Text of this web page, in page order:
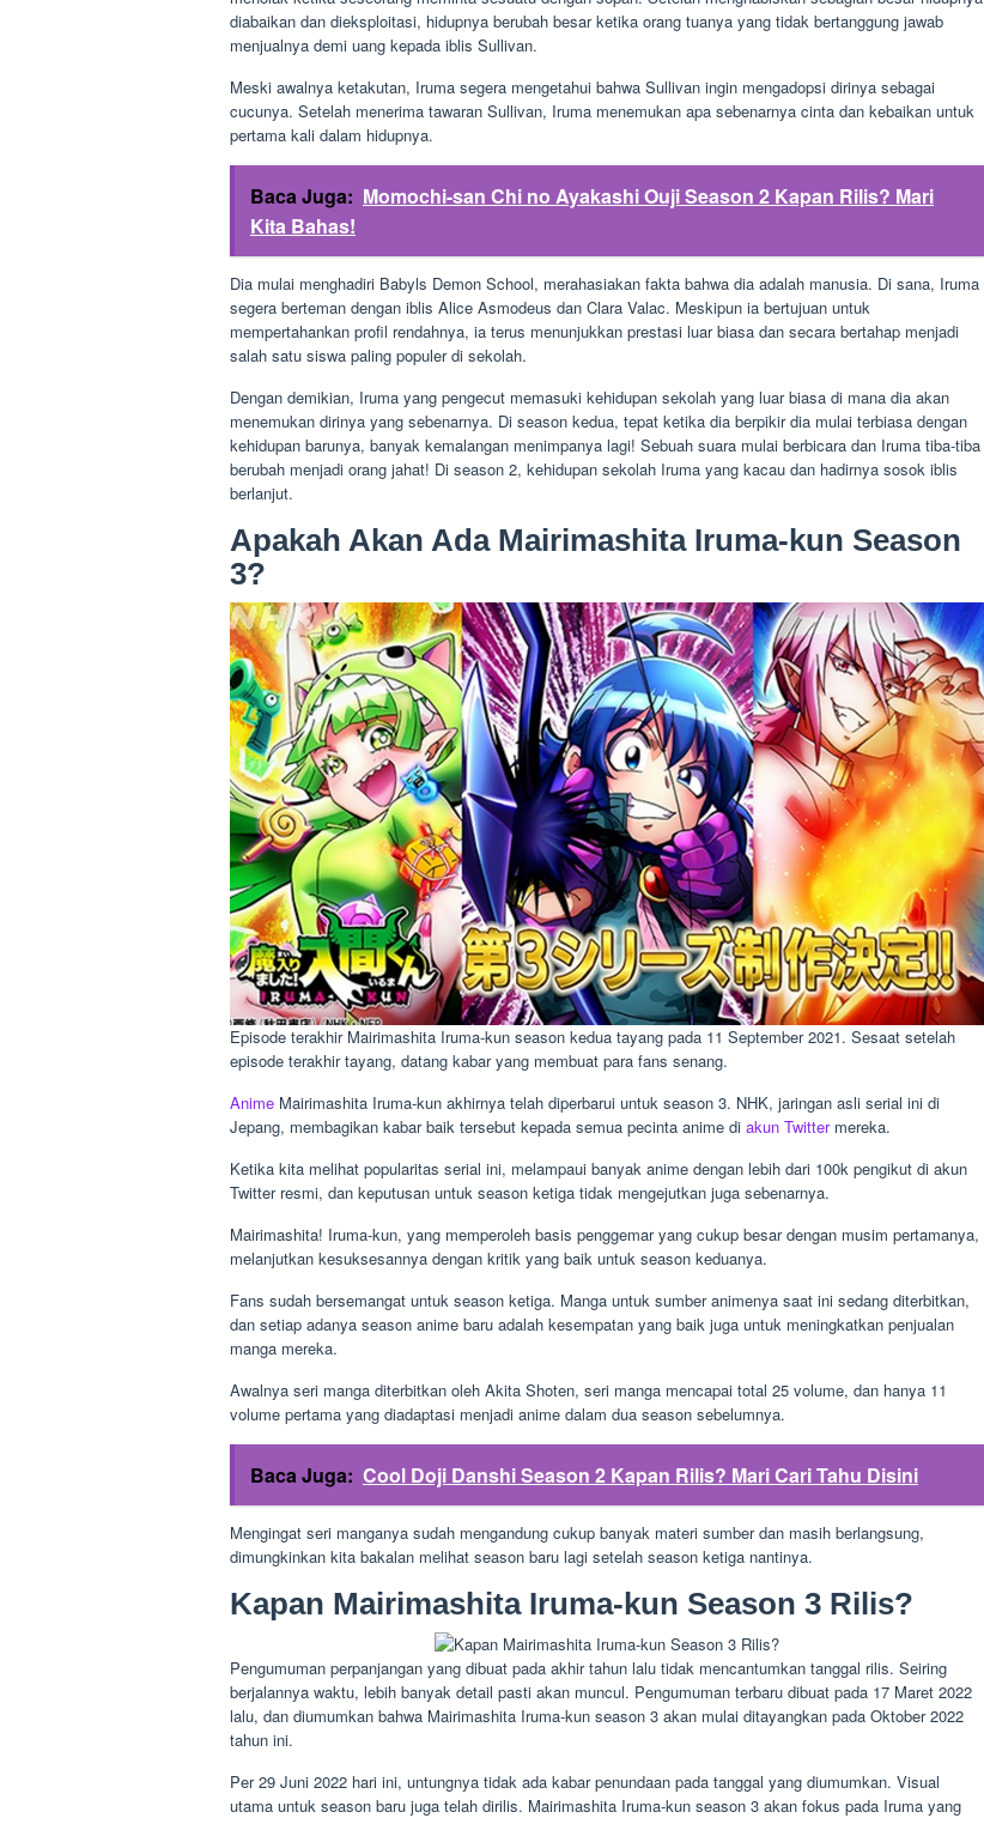
diabaikan dan dieksploitasi, hidupnya berubah besar ketika orang tuanya yang tidak bertanggung jawab
menjualnya demi uang kepada iblis Sullivan.
Meski awalnya ketakutan, Iruma segera mengetahui bahwa Sullivan ingin mengadopsi dirinya sebagai
cucunya. Setelah menerima tawaran Sullivan, Iruma menemukan apa sebenarnya cinta dan kebaikan untuk
pertama kali dalam hidupnya.
Baca Juga: Momochi-san Chi no Ayakashi Ouji Season 2 Kapan Rilis? Mari
Kita Bahas!
Dia mulai menghadiri Babyls Demon School, merahasiakan fakta bahwa dia adalah manusia. Di sana, Iruma
segera berteman dengan iblis Alice Asmodeus dan Clara Valac. Meskipun ia bertujuan untuk
mempertahankan profil rendahnya, ia terus menunjukkan prestasi luar biasa dan secara bertahap menjadi
salah satu siswa paling populer di sekolah.
Dengan demikian, Iruma yang pengecut memasuki kehidupan sekolah yang luar biasa di mana dia akan
menemukan dirinya yang sebenarnya. Di season kedua, tepat ketika dia berpikir dia mulai terbiasa dengan
kehidupan barunya, banyak kemalangan menimpanya lagi! Sebuah suara mulai berbicara dan Iruma tiba-tiba
berubah menjadi orang jahat! Di season 2, kehidupan sekolah Iruma yang kacau dan hadirnya sosok iblis
berlanjut.
Apakah Akan Ada Mairimashita Iruma-kun Season
3?
Episode terakhir Mairimashita Iruma-kun season kedua tayang pada 11 September 2021. Sesaat setelah
episode terakhir tayang, datang kabar yang membuat para fans senang.
Anime Mairimashita Iruma-kun akhirnya telah diperbarui untuk season 3. NHK, jaringan asli serial ini di
Jepang, membagikan kabar baik tersebut kepada semua pecinta anime di akun Twittermereka.
Ketika kita melihat popularitas serial ini, melampaui banyak anime dengan lebih dari 100k pengikut di akun
Twitter resmi, dan keputusan untuk season ketiga tidak mengejutkan juga sebenarnya.
Mairimashita! Iruma-kun, yang memperoleh basis penggemar yang cukup besar dengan musim pertamanya,
melanjutkan kesuksesannya dengan kritik yang baik untuk season keduanya.
Fans sudah bersemangat untuk season ketiga. Manga untuk sumber animenya saat ini sedang diterbitkan,
dan setiap adanya season anime baru adalah kesempatan yang baik juga untuk meningkatkan penjualan
manga mereka.
Awalnya seri manga diterbitkan oleh Akita Shoten, seri manga mencapai total 25 volume, dan hanya 11
volume pertama yang diadaptasi menjadi anime dalam dua season sebelumnya.
Baca Juga: Cool Doji Danshi Season 2 Kapan Rilis? Mari Cari Tahu Disini
Mengingat seri manganya sudah mengandung cukup banyak materi sumber dan masih berlangsung,
dimungkinkan kita bakalan melihat season baru lagi setelah season ketiga nantinya.
Kapan Mairimashita Iruma-kun Season 3 Rilis?
Pengumuman perpanjangan yang dibuat pada akhir tahun lalu tidak mencantumkan tanggal rilis. Seiring
berjalannya waktu, lebih banyak detail pasti akan muncul. Pengumuman terbaru dibuat pada 17 Maret 2022
lalu, dan diumumkan bahwa Mairimashita Iruma-kun season 3 akan mulai ditayangkan pada Oktober 2022
tahun ini.
Per 29 Juni 2022 hari ini, untungnya tidak ada kabar penundaan pada tanggal yang diumumkan. Visual
utama untuk season baru juga telah dirilis. Mairimashita Iruma-kun season 3 akan fokus pada Iruma yang